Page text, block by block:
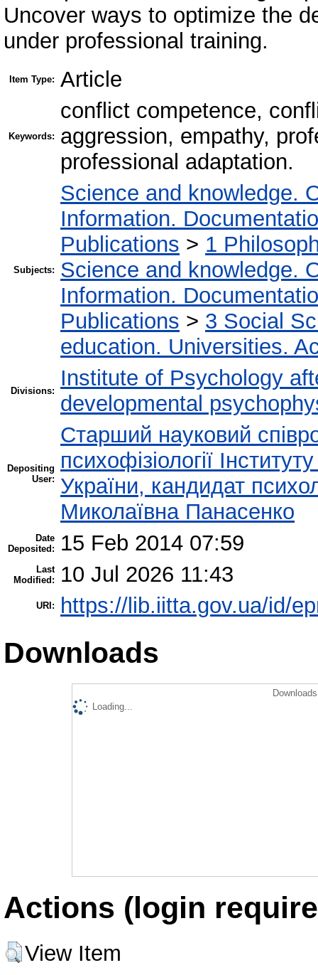
Uncover ways to optimize the
under professional training.
Item Type: Article
Keywords:
conflict competence,
aggression, empathy,
professional adaptation.
Subjects:
Science and knowledge.
Information.
Publications > 1
Science and knowledge.
Information.
Publications > 3 Social
education. Universities.
Divisions:
Institute of Psychology
developmental
Depositing
User:
Старший науковий
психофізіології
України, кандидат
Миколаївна Панасенко
Date
Deposited:
15 Feb 2014 07:59
Last
Modified:
10 Jul 2026 11:43
URI: https://lib.iitta.gov.ua/id/
Downloads
Loading...
Actions (login
View Item